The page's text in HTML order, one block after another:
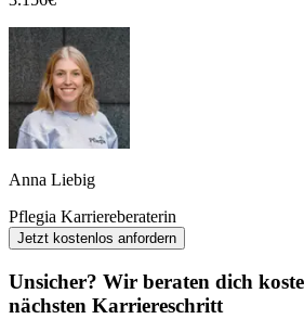
Anna Liebig
Pflegia Karriereberaterin
Jetzt kostenlos anfordern
Unsicher? Wir beraten dich
nächsten Karriereschritt